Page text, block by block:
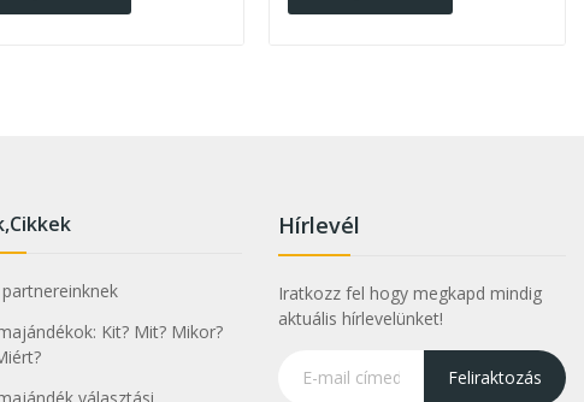
Kit? Mit? Mikor?
választási
Hírlevél
Iratkozz fel hogy megkapd mindig
aktuális hírlevelünket!
Feliraktozás